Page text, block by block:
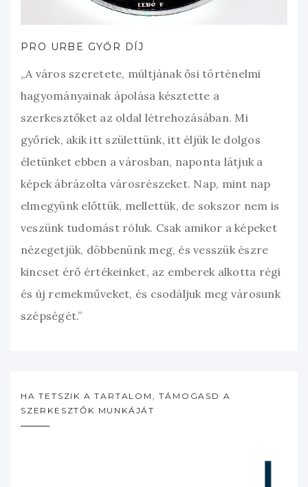
PRO URBE GYŐR DÍJ
„A város szeretete, múltjának ősi történelmi
hagyományainak ápolása késztette a
szerkesztőket az oldal létrehozásában. Mi
győriek, akik itt születtünk, itt éljük le dolgos
életünket ebben a városban, naponta látjuk a
képek ábrázolta városrészeket. Nap, mint nap
elmegyünk előttük, mellettük, de sokszor nem is
veszünk tudomást róluk. Csak amikor a képeket
nézegetjük, döbbenünk meg, és vesszük észre
kincset érő értékeinket, az emberek alkotta régi
és új remekműveket, és csodáljuk meg városunk
szépségét.”
HA TETSZIK A TARTALOM, TÁMOGASD A
SZERKESZTŐK MUNKÁJÁT